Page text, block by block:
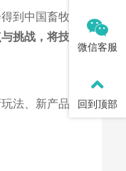
到中国畜牧业
挑战，将技术
法、新产品、
微信客服
回到顶部